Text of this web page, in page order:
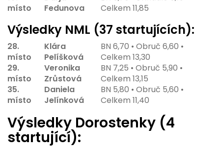
místo
Fedunova
Celkem 11,85
Výsledky NML (37 startujících):
28.
místo
Klára
Pelíšková
BN 6,70 • Obruč 6,60 •
Celkem 13,30
29.
místo
Veronika
Zrůstová
BN 7,25 • Obruč 5,90 •
Celkem 13,15
35.
místo
Daniela
Jelínková
BN 5,80 • Obruč 5,60 •
Celkem 11,40
Výsledky Dorostenky (4
startující):